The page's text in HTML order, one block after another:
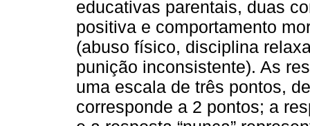
educativas parentais, duas
positiva e comportamento
(abuso físico, disciplina
punição inconsistente). As
uma escala de três pontos,
corresponde a 2 pontos; a